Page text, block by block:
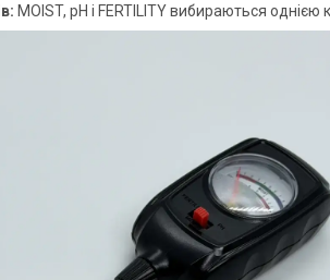
MOIST, pH і FERTILITY вибираються однією